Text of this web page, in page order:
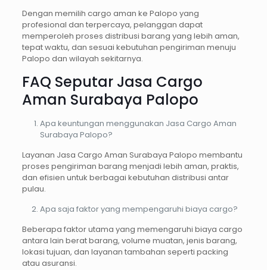
Dengan memilih cargo aman ke Palopo yang
profesional dan terpercaya, pelanggan dapat
memperoleh proses distribusi barang yang lebih aman,
tepat waktu, dan sesuai kebutuhan pengiriman menuju
Palopo dan wilayah sekitarnya.
FAQ Seputar Jasa Cargo
Aman Surabaya Palopo
Apa keuntungan menggunakan Jasa Cargo Aman
Surabaya Palopo?
Layanan Jasa Cargo Aman Surabaya Palopo membantu
proses pengiriman barang menjadi lebih aman, praktis,
dan efisien untuk berbagai kebutuhan distribusi antar
pulau.
Apa saja faktor yang mempengaruhi biaya cargo?
Beberapa faktor utama yang memengaruhi biaya cargo
antara lain berat barang, volume muatan, jenis barang,
lokasi tujuan, dan layanan tambahan seperti packing
atau asuransi.